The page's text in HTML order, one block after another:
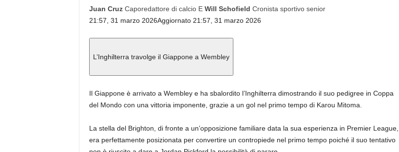
Juan CruzCaporedattore di calcioE Will Schofield Cronista sportivo senior
21:57, 31 marzo 2026Aggiornato 21:57, 31 marzo 2026
L’Inghilterra travolge il Giappone a Wembley
Il Giappone è arrivato a Wembley e ha sbalordito l’Inghilterra dimostrando il suo pedigree in Coppa
del Mondo con una vittoria imponente, grazie a un gol nel primo tempo di Karou Mitoma.
La stella del Brighton, di fronte a un’opposizione familiare data la sua esperienza in Premier League,
era perfettamente posizionata per convertire un contropiede nel primo tempo poiché il suo tentativo